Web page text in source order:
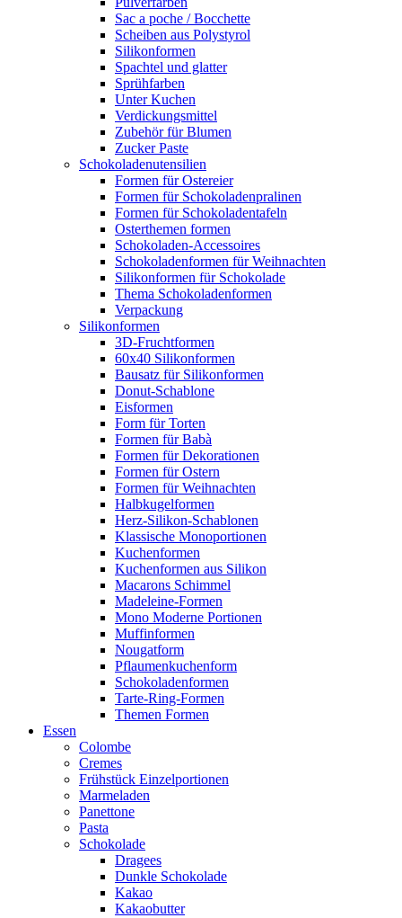
Sac a poche / Bocchette
Scheiben aus Polystyrol
Silikonformen
Spachtel und glatter
Sprühfarben
Unter Kuchen
Verdickungsmittel
Zubehör für Blumen
Zucker Paste
Schokoladenutensilien
Formen für Ostereier
Formen für Schokoladenpralinen
Formen für Schokoladentafeln
Osterthemen formen
Schokoladen-Accessoires
Schokoladenformen für Weihnachten
Silikonformen für Schokolade
Thema Schokoladenformen
Verpackung
Silikonformen
3D-Fruchtformen
60x40 Silikonformen
Bausatz für Silikonformen
Donut-Schablone
Eisformen
Form für Torten
Formen für Babà
Formen für Dekorationen
Formen für Ostern
Formen für Weihnachten
Halbkugelformen
Herz-Silikon-Schablonen
Klassische Monoportionen
Kuchenformen
Kuchenformen aus Silikon
Macarons Schimmel
Madeleine-Formen
Mono Moderne Portionen
Muffinformen
Nougatform
Pflaumenkuchenform
Schokoladenformen
Tarte-Ring-Formen
Themen Formen
Essen
Colombe
Cremes
Frühstück Einzelportionen
Marmeladen
Panettone
Pasta
Schokolade
Dragees
Dunkle Schokolade
Kakao
Kakaobutter